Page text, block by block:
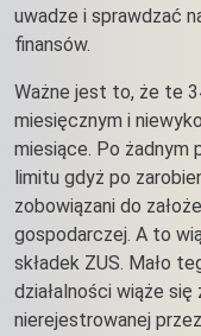
uwadze i sprawdzać
finansów.
Ważne jest to, że te
miesięcznym i
miesiące. Po żadnym
limitu gdyż po
zobowiązani do
gospodarczej. A to
składek ZUS. Mało
działalności wiąże
nierejestrowanej